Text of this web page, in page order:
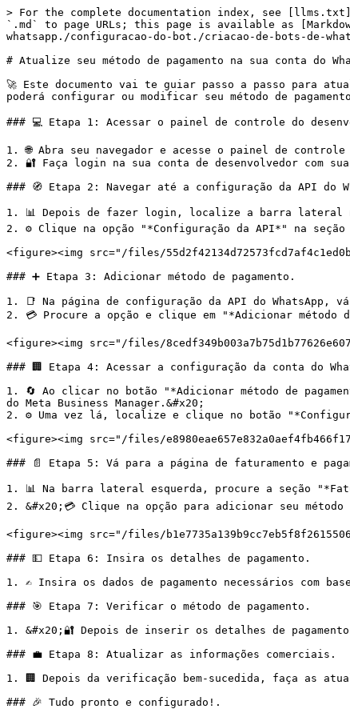
> For the complete documentation index, see
`.md` to page URLs; this page is available as
whatsapp./configuracao-do-bot./criacao-de-bots-de-
# Atualize seu método de pagamento na sua conta do
🚀 Este documento vai te guiar passo a passo para
poderá configurar ou modificar seu método de
### 💻 Etapa 1: Acessar o painel de controle do
1. 🌐 Abra seu navegador e acesse o painel de controle
2. 🔐 Faça login na sua conta de desenvolvedor com
### 🧭 Etapa 2: Navegar até a configuração da API do
1. 📊 Depois de fazer login, localize a barra lateral
2. ⚙️ Clique na opção "*Configuração da API*" na seção
<figure><img src="/files/
### ➕ Etapa 3: Adicionar método de pagamento.
1. 📑 Na página de configuração da API do WhatsApp,
2. 💳 Procure a opção e clique em "*Adicionar método
<figure><img src="/files/
### 🏢 Etapa 4: Acessar a configuração da conta do
1. 🔄 Ao clicar no botão "*Adicionar método de
do Meta Business Manager.&#x20;
2. ⚙️ Uma vez lá, localize e clique no botão
<figure><img src="/files/
### 📄 Etapa 5: Vá para a página de faturamento e
1. 📊 Na barra lateral esquerda, procure a seção
2. &#x20;💳 Clique na opção para adicionar seu
<figure><img src="/files/
### 💵 Etapa 6: Insira os detalhes de pagamento.
1. ✍️ Insira os dados de pagamento necessários com
### 🎯 Etapa 7: Verificar o método de pagamento.
1. &#x20;🔐 Depois de inserir os detalhes de
### 💼 Etapa 8: Atualizar as informações comerciais.
1. 🏢 Depois da verificação bem-sucedida, faça as
### 🎉 Tudo pronto e configurado!.